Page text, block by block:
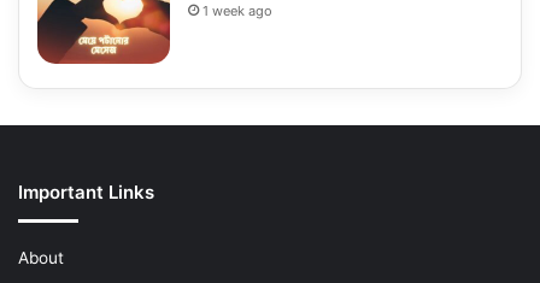
1 week ago
Important Links
About